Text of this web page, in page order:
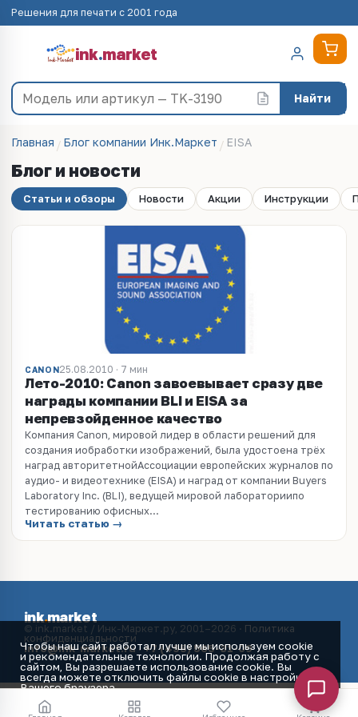
Решения для печати с 2001 года
ink.market
Найти
Главная Блог компании Инк.Маркет EISA
Блог и новости
Статьи и обзоры Новости Акции Инструкции
CANON25.08.2010 · 7 мин
Лето-2010: Canon завоевывает сразу две
награды компании BLI и EISA за
непревзойденное качество
Компания Canon, мировой лидер в области решений для
создания иобработки изображений, была удостоена трёх
наград авторитетнойАссоциации европейских журналов по
аудио- и видеотехнике (EISA) и наград от компании Buyers
Laboratory Inc. (BLI), ведущей мировой лабораториипо
тестированию офисных...
Читать статью →
ink.market
© ink.market / Инк-Маркет.ру, 2001–2026 · Политика
конфиденциальности
info@ink-market.ru·+7 (495) 565-31-09
Чтобы наш сайт работал лучше мы используем cookie
и рекомендательные технологии. Продолжая работу с
сайтом, Вы разрешаете использование cookie. Вы
всегда можете отключить файлы cookie в настройках
Вашего браузера.
Принять